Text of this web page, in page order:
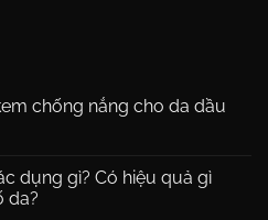
chống nắng cho da dầu
dụng gì? Có hiệu quả gì
da?